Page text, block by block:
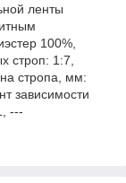
ленты
100%,
строп: 1:7,
стропа, мм:
зависимости
---